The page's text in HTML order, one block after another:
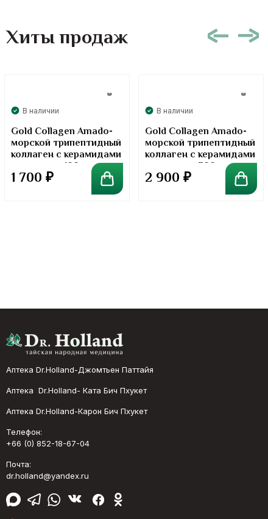
Хиты продаж
В наличии
Gold Collagen Amado-
морской трипептидный
коллаген с керамидами
в порошке. 100 грамм
1 700 ₽
В наличии
Gold Collagen Amado-
морской трипептидный
коллаген с керамидами
в порошке. 300 грамм
2 900 ₽
Аптека Dr.Holland-Джомтьен Паттайя
Аптека Dr.Holland- Ката Бич Пхукет
Аптека Dr.Holland-Карон Бич Пхукет
Телефон:
+66 (0) 852-18-67-04
Почта:
dr.holland@yandex.ru